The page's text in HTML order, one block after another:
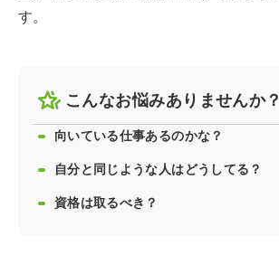
す。
こんなお悩みありませんか？
向いている仕事あるのかな？
自分と同じような人はどうしてる？
資格は取るべき？